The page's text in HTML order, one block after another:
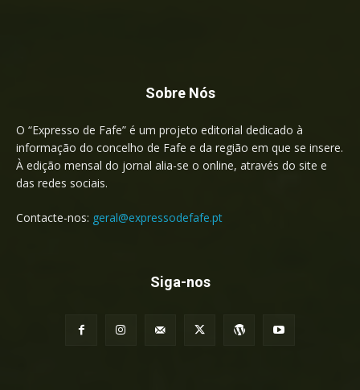
Sobre Nós
O “Expresso de Fafe” é um projeto editorial dedicado à
informação do concelho de Fafe e da região em que se insere.
À edição mensal do jornal alia-se o online, através do site e
das redes sociais.
Contacte-nos: geral@expressodefafe.pt
Siga-nos